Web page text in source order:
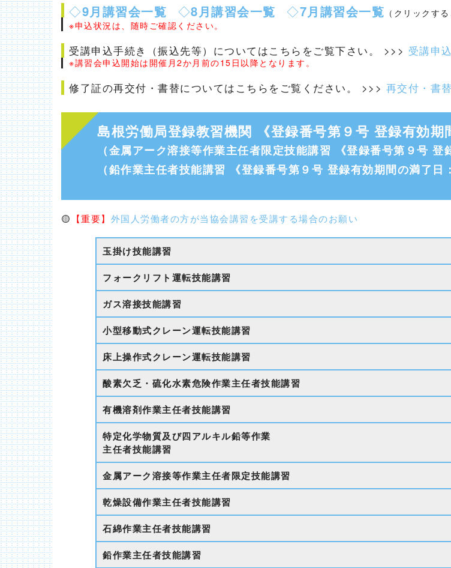
◇9月講習会一覧 ◇8月講習会一覧 ◇7月講習会一覧 （クリックす
※申込状況は、随時ご確認ください。
受講申込手続き（振込先等）についてはこちらをご覧下さい。 >>> 受講申
※講習会申込開始は開催月2か月前の15日以降となります。
修了証の再交付・書替についてはこちらをご覧ください。 >>> 再交付・書
島根労働局登録教習機関 《登録番号第９号 登録有効
（金属アーク溶接等作業主任者限定技能講習 《登録番号第９号
（鉛作業主任者技能講習 《登録番号第９号 登録有効期間の満了日
🟡 【重要】 外国人労働者の方が当協会講習を受講する場合のお願い
玉掛け技能講習
フォークリフト運転技能講習
ガス溶接技能講習
小型移動式クレーン運転技能講習
床上操作式クレーン運転技能講習
酸素欠乏・硫化水素危険作業主任者技能講習
有機溶剤作業主任者技能講習
特定化学物質及び四アルキル鉛等作業
主任者技能講習
金属アーク溶接等作業主任者限定技能講習
乾燥設備作業主任者技能講習
石綿作業主任者技能講習
鉛作業主任者技能講習